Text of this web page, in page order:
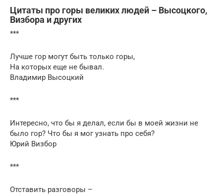
Цитаты про горы великих людей – Высоцкого,
Визбора и других
***
Лучше гор могут быть только горы,
На которых еще не бывал.
Владимир Высоцкий
***
Интересно, что бы я делал, если бы в моей жизни не
было гор? Что бы я мог узнать про себя?
Юрий Визбор
***
Отставить разговоры –